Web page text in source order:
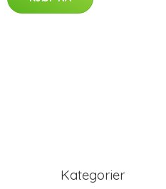
Kategorier